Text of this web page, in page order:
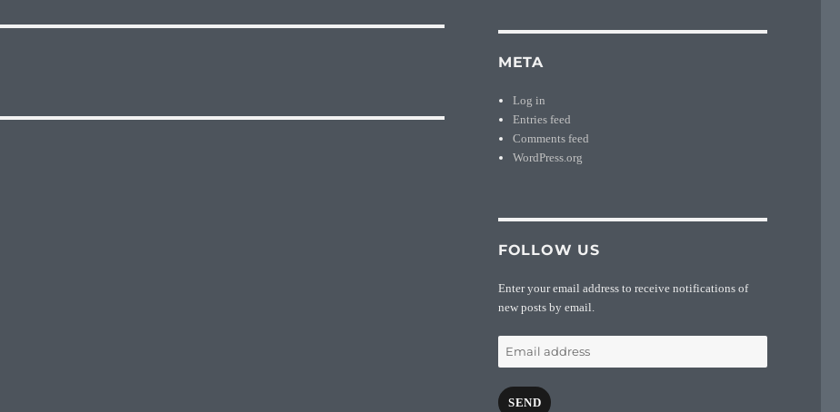
META
Log in
Entries feed
Comments feed
WordPress.org
FOLLOW US
Enter your email address to receive notifications of
new posts by email.
address
SEND